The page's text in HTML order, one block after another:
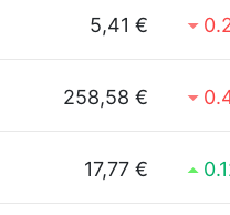
5,41 €
258,58 €
17,77 €